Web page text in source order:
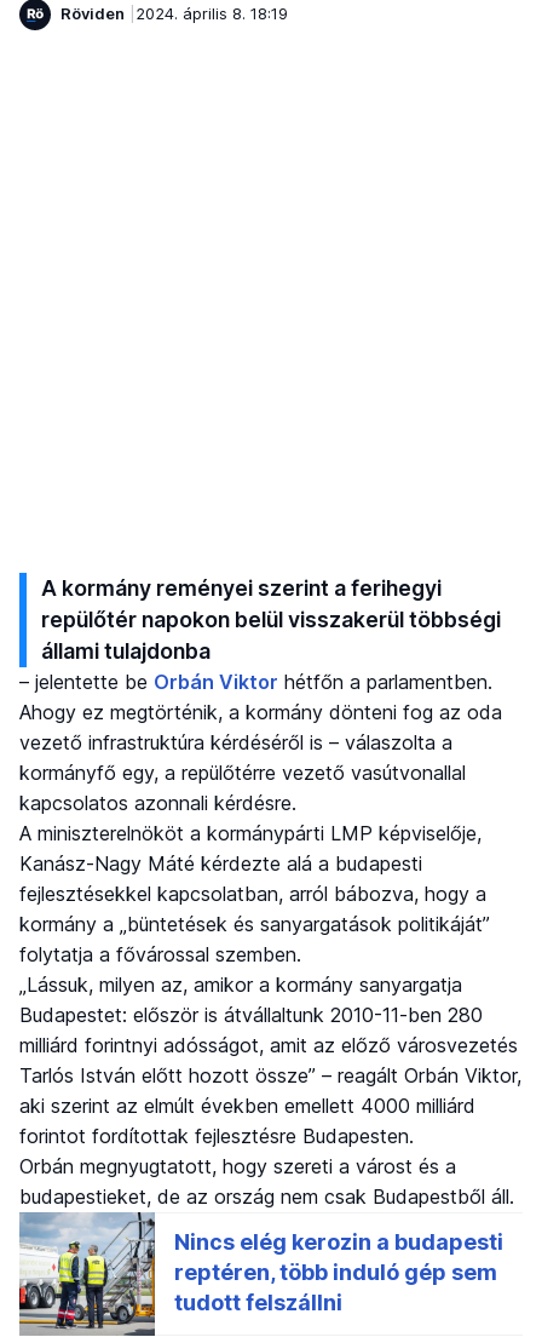
Röviden
2024. április 8. 18:19
A kormány reményei szerint a ferihegyi
repülőtér napokon belül visszakerül többségi
állami tulajdonba
– jelentette be Orbán Viktor hétfőn a parlamentben.
Ahogy ez megtörténik, a kormány dönteni fog az oda
vezető infrastruktúra kérdéséről is – válaszolta a
kormányfő egy, a repülőtérre vezető vasútvonallal
kapcsolatos azonnali kérdésre.
A miniszterelnököt a kormánypárti LMP képviselője,
Kanász-Nagy Máté kérdezte alá a budapesti
fejlesztésekkel kapcsolatban, arról bábozva, hogy a
kormány a „büntetések és sanyargatások politikáját”
folytatja a fővárossal szemben.
„Lássuk, milyen az, amikor a kormány sanyargatja
Budapestet: először is átvállaltunk 2010-11-ben 280
milliárd forintnyi adósságot, amit az előző városvezetés
Tarlós István előtt hozott össze” – reagált Orbán Viktor,
aki szerint az elmúlt években emellett 4000 milliárd
forintot fordítottak fejlesztésre Budapesten.
Orbán megnyugtatott, hogy szereti a várost és a
budapestieket, de az ország nem csak Budapestből áll.